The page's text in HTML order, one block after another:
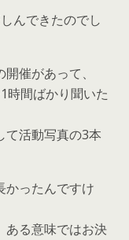
んできたのでし
催があって、
時間ばかり聞いた
て活動写真の3本
かったんですけ
ある意味ではお決